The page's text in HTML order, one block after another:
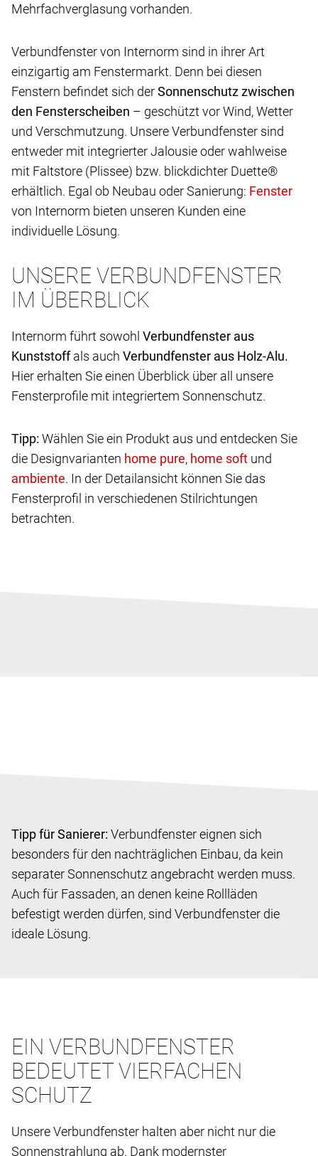
Mehrfachverglasung vorhanden.
Verbundfenster von Internorm sind in ihrer Art
einzigartig am Fenstermarkt. Denn bei diesen
Fenstern befindet sich derSonnenschutz zwischen
den Fensterscheiben – geschützt vor Wind, Wetter
und Verschmutzung. Unsere Verbundfenster sind
entweder mit integrierter Jalousie oder wahlweise
mit Faltstore (Plissee) bzw. blickdichter Duette®
erhältlich. Egal ob Neubau oder Sanierung:
von Internorm bieten unseren Kunden eine
individuelle Lösung.
UNSERE VERBUNDFENSTER
IM ÜBERBLICK
Internorm führt sowohl Verbundfenster aus
Kunststoffals auch Verbundfenster aus Holz-Alu.
Hier erhalten Sie einen Überblick über all unsere
Fensterprofile mit integriertem Sonnenschutz.
Tipp: Wählen Sie ein Produkt aus und entdecken Sie
die Designvarianten
,
und
. In der Detailansicht können Sie das
Fensterprofil in verschiedenen Stilrichtungen
betrachten.
Tipp für Sanierer: Verbundfenster eignen sich
besonders für den nachträglichen Einbau, da kein
separater Sonnenschutz angebracht werden muss.
Auch für Fassaden, an denen keine Rollläden
befestigt werden dürfen, sind Verbundfenster die
ideale Lösung.
EIN VERBUNDFENSTER
BEDEUTET VIERFACHEN
SCHUTZ
Unsere Verbundfenster halten aber nicht nur die
Sonnenstrahlung ab. Dank modernster